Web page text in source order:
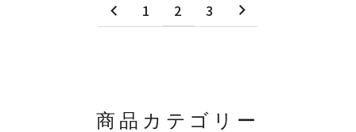
1 2 3
商品カテゴリー